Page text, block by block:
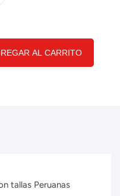
AL CARRITO
tallas Peruanas